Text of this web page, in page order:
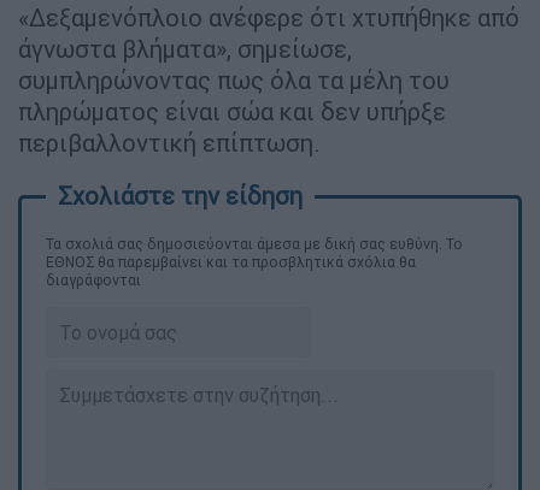
«Δεξαμενόπλοιο ανέφερε ότι χτυπήθηκε από
άγνωστα βλήματα», σημείωσε,
συμπληρώνοντας πως όλα τα μέλη του
πληρώματος είναι σώα και δεν υπήρξε
περιβαλλοντική επίπτωση.
Τα σχολιά σας δημοσιεύονται άμεσα με δική σας ευθύνη. Το
ΕΘΝΟΣ θα παρεμβαίνει και τα προσβλητικά σχόλια θα
διαγράφονται